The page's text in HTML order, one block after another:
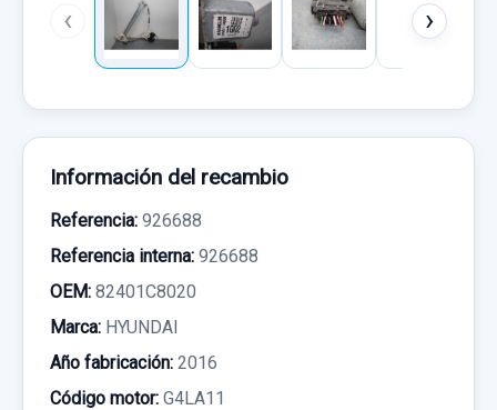
‹ ›
Información del recambio
Referencia: 926688
Referencia interna: 926688
OEM: 82401C8020
Marca: HYUNDAI
Año fabricación: 2016
Código motor: G4LA11